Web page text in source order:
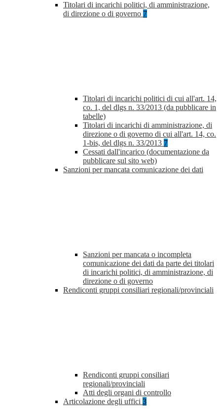
Titolari di incarichi politici, di amministrazione,
di direzione o di governo 7
Titolari di incarichi politici di cui all'art. 14,
co. 1, del dlgs n. 33/2013 (da pubblicare in
tabelle)
Titolari di incarichi di amministrazione, di
direzione o di governo di cui all'art. 14, co.
1-bis, del dlgs n. 33/2013 7
Cessati dall'incarico (documentazione da
pubblicare sul sito web)
Sanzioni per mancata comunicazione dei dati
Sanzioni per mancata o incompleta
comunicazione dei dati da parte dei titolari
di incarichi politici, di amministrazione, di
direzione o di governo
Rendiconti gruppi consiliari regionali/provinciali
Rendiconti gruppi consiliari
regionali/provinciali
Atti degli organi di controllo
Articolazione degli uffici 3